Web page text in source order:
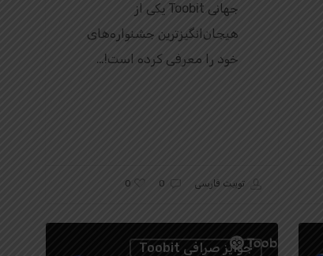
جهانی Toobit یکی از
هیجان‌انگیزترین جشنواره‌های
خود را معرفی کرده است!…
توبیت فارسی 0
جوایز صرافی Toobit